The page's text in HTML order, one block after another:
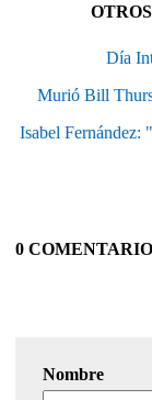
Día
Murió Bill
Isabel Fernández:
0
Nombre